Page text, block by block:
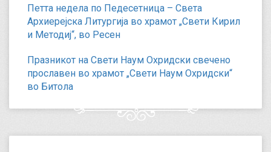
Петта недела по Педесетница – Света
Архиерејска Литургија во храмот „Свети Кирил
и Методиј“, во Ресен
Празникот на Свети Наум Охридски свечено
прославен во храмот „Свети Наум Охридски“
во Битола